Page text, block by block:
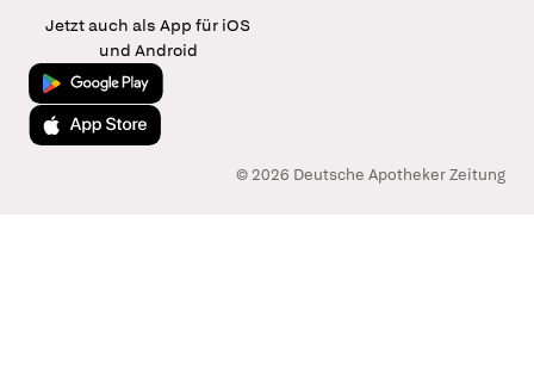
Jetzt auch als App für iOS
und Android
Jetzt bei Google Play
Laden im App Store
© 2026 Deutsche Apotheker Zeitung